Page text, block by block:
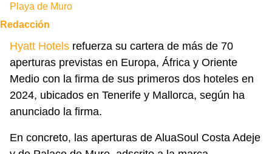
Playa de Muro
Redacción
Hyatt Hotels refuerza su cartera de más de 70
aperturas previstas en Europa, África y Oriente
Medio con la firma de sus primeros dos hoteles en
2024, ubicados en Tenerife y Mallorca, según ha
anunciado la firma.
En concreto, las aperturas de AluaSoul Costa Adeje